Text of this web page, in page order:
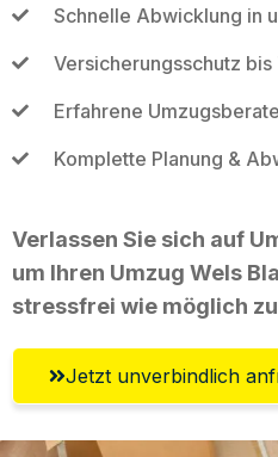
Schnelle Abwicklung in
Versicherungsschutz
Erfahrene
Komplette Planung &
Verlassen Sie sich auf
um Ihren Umzug Wels
stressfrei wie möglich
Jetzt unverbindlich